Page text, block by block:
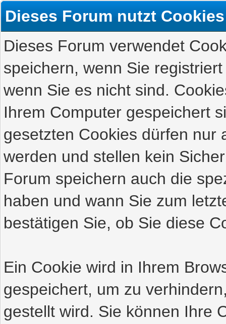
Dieses Forum nutzt Cookies
Dieses Forum verwendet
speichern, wenn Sie
wenn Sie es nicht sind.
Ihrem Computer gespeichert
gesetzten Cookies dürfen nur
werden und stellen kein
Forum speichern auch die
haben und wann Sie zum
bestätigen Sie, ob Sie diese
Ein Cookie wird in Ihrem
gespeichert, um zu
gestellt wird. Sie können Ihre